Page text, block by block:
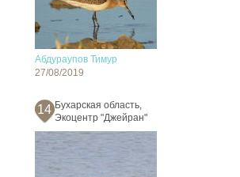
Абдураупов Тимур
27/08/2019
14 Бухарская область,
Экоцентр "Джейран"